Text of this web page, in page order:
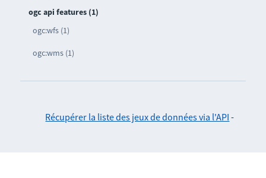
ogc api features (1)
ogc:wfs (1)
ogc:wms (1)
Récupérer la liste des jeux de données via l'API -